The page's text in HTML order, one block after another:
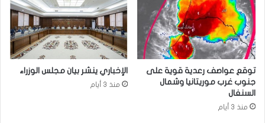
توقع عواصف رعدية قوية على
جنوب غرب موريتانيا وشمال
السنغال
منذ 3 أيام
الإخباري ينشر بيان مجلس الوزراء
منذ 3 أيام